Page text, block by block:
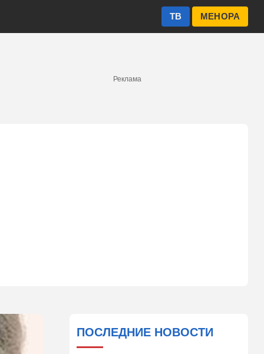
МЕНОРА
ТВ
Реклама
ПОСЛЕДНИЕ НОВОСТИ